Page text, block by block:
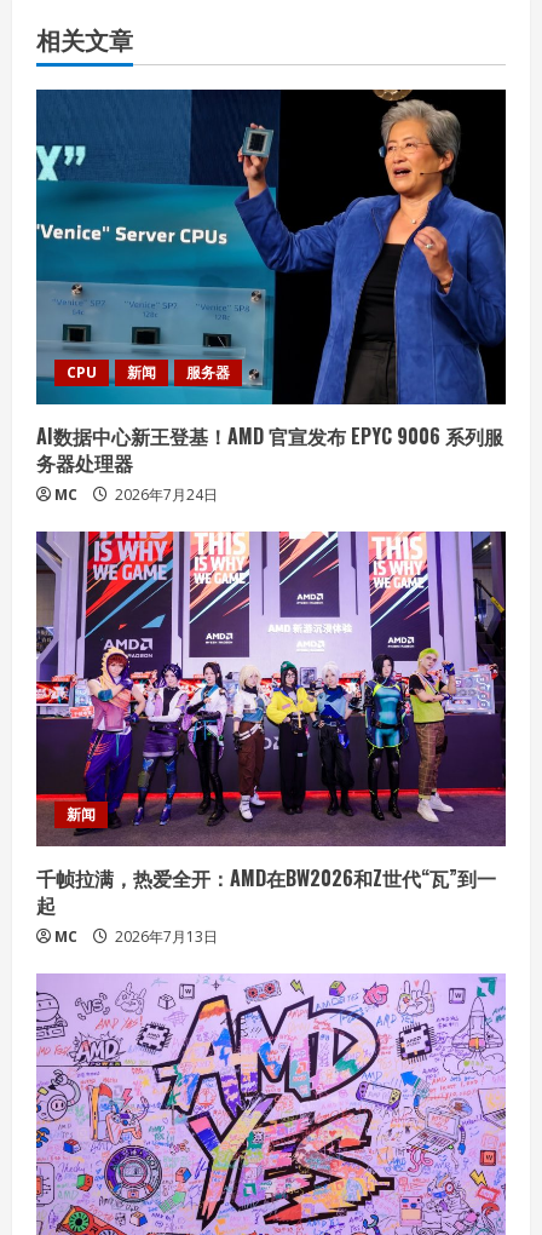
n
u
e
R
e
a
d
i
n
g
相关文章
CPU 新闻 服务器
AI数据中心新王登基！AMD 官宣发布 EPYC 9006 系列服
务器处理器
MC 2026年7月24日
新闻
千帧拉满，热爱全开：AMD在BW2026和Z世代“瓦”到一
起
MC 2026年7月13日